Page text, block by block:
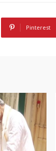
Pinterest